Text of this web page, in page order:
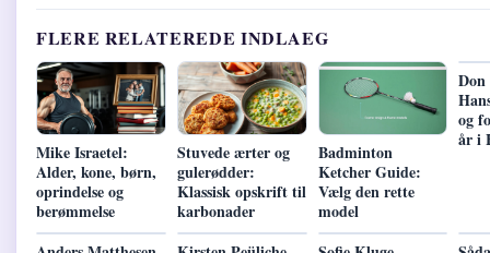
FLERE RELATEREDE INDLAEG
Mike Israetel:
Alder, kone, børn,
oprindelse og
berømmelse
Stuvede ærter og
gulerødder:
Klassisk opskrift til
karbonader
Badminton
Ketcher Guide:
Vælg den rette
model
og
år i